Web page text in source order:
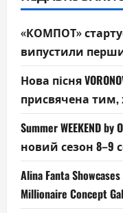
«КОМПОТ»
випустили
Нова пісня
присвячена
Summer WEEKEND
новий сезон 8–9
Alina Fanta
Millionaire Concept